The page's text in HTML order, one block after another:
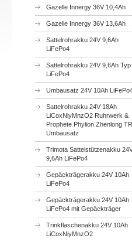
Gazelle Innergy 36V 10,4Ah
Gazelle Innergy 36V 13,6Ah
Sattelrohrakku 24V 9,6Ah
LiFePo4
Sattelrohrakku 24V 9,6Ah Typ
LiFePo4
Umbausatz 24V 10Ah
Sattelrohrakku 24V 18Ah
LiCoxNiyMnzO2 Ruhrwerk &
Prophete Phylion Zhenlong
Umbausatz
Trimota Sattelstützenakku
9,6Ah LiFePo4
Gepäckträgerakku 24V 10Ah
LiFePo4
Gepäckträgerakku 24V 10Ah
LiFePo4 mit Gepäckträger
Trinkflaschenakku 24V 10Ah
LiCoxNiyMnzO2